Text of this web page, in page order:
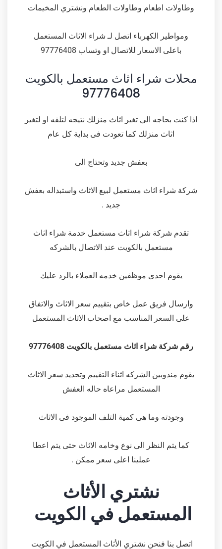
وطاولات اطعام وطاولات الطعام ونشتري المخيمات
ومواطير الكهرباء اتصل لـ شراء الاثاث المستعمل
باعلى الاسعار للاتصال او وتساب 97776408
محلات شراء اثاث مستعمل بالكويت
97776408
اذا كنت بحاجه الى تغير اثاث منزلك نتيجه لتلفه او لتغير
اثاث منزلك كما تعودت فى بداية كل عام
بعفش جديد وتحتاج الى
شركة شراء اثاث مستعمل لبيع الاثاث واستبداله بعفش
جديد .
تقدم شركة شراء اثاث مستعمل خدمة شراء اثاث
مستعمل بالكويت عند الاتصال بالشركه
يقوم احدى موظفين خدمه العملاء بالرد عليك
وارسال فريق عمل خاص بتقييم سعر الاثاث والاتفاق
على السعر المناسب مع اصحاب الاثاث المستعمل
رقم شركة شراء اثاث مستعمل بالكويت 97776408
يقوم مندوبين الشركه اثناء التقييم وتحديد سعر الاثاث
المستعمل مراعاه حاله العفش
وجودته وما هى كمية التلف الموجود فى الاثاث
كما يتم النظر الى نوع وخامه الاثاث حتى يتم اعطا
عملينا اعلى سعر ممكن .
نشتري الأثاث
المستعمل في الكويت
اتصل بنا فنحن نشتري الأثاث المستعمل في الكويت